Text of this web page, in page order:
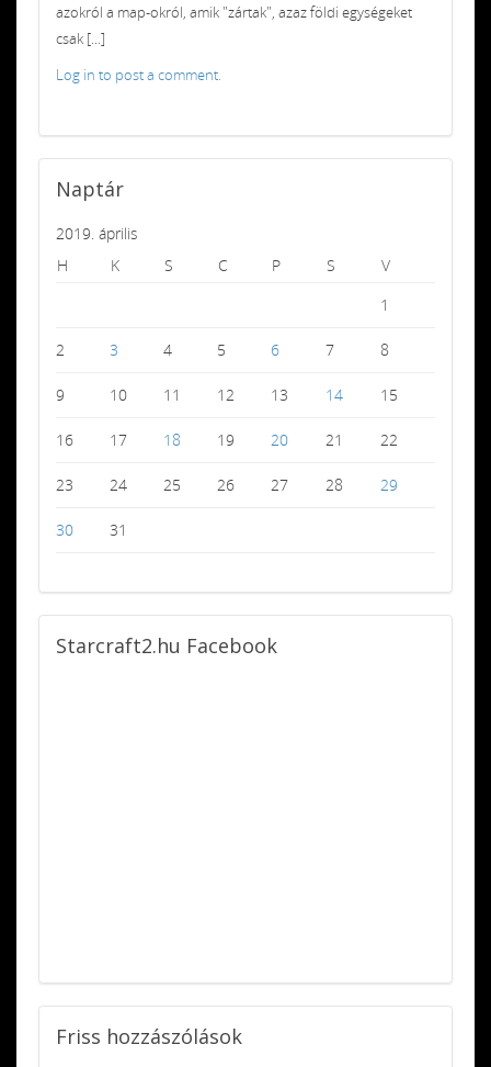
azokról a map-okról, amik "zártak", azaz földi egységeket
csak [...]
Log in to post a comment.
Naptár
2019. április
H
K S C P S
V
1
2 3 4 5 6 7 8
9 10 11 12 13 14 15
16 17 18 19 20 21 22
23 24 25 26 27 28 29
30 31
Starcraft2.hu Facebook
Friss hozzászólások